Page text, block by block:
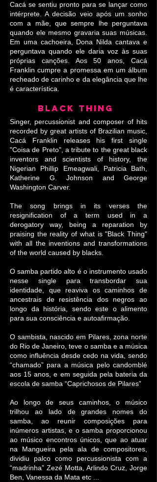
Cacá se sentiu pronto para se lançar como
intérprete. A decisão veio após um sonho
com a mãe, que sempre lhe perguntava
quando ele mesmo gravaria suas músicas.
Em uma cachoeira, Dona Nilda cantava e
perguntava quando ele daria voz às suas
próprias canções. Aos 50 anos, Cacá
Franklin cumpre a promessa em um álbum
recheado de carinho e da elegância que lhe
é característica.
BLACK THING
Singer, percussionist and composer of hits
recorded by great artists of Brazilian music,
Cacá Franklin releases his first single
"Coisa de Preto", a tribute to the great black
inventors and scientists of history, the
Nigerian Phillip Emeagwali, Patricia Bath,
Katherine G. Johnson and George
Washington Carver.
The song brings in its verses the
resignification of a term used in a
derogatory way, being a reparation by
praising the reality of what is "Black Thing"
with all the inventions and transformations
of the world caused by blacks.
O samba partido alto é o instrumento usado
nesse single para transbordar sua
identidade, que reaviva os caminhos de
ancestrais de resistência dos negros ao
longo da história, sendo este o alimento
para sua consciência e autoafirmação.
O sambista, nascido em Pilares, zona norte
do Rio de Janeiro, teve o samba e a música
como influência desde cedo na vida, sendo
“chamado” para a música pelo candomblé
aos 15 anos, e em seguida pela bateria da
escola de samba “Caprichosos de Pilares”
Ao longo de seus caminhos, o músico
trilhou ao lado de grandes nomes do
samba, ao reunir composições para
inúmeros artistas, e o samba proporcionou
ao músico encontros únicos, que ao atuar
na Mangueira pela ala de compositores,
dividiu palco como percussionista com a
“madrinha” Zezé Motta, Arlindo Cruz, Jorge
Ben, Vanessa da Mata etc ...